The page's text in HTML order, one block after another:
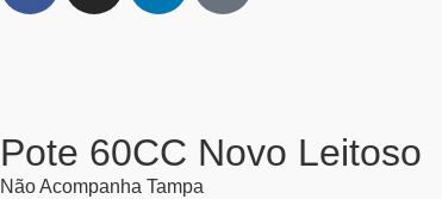
Pote 60CC Novo Leitoso
Não Acompanha Tampa